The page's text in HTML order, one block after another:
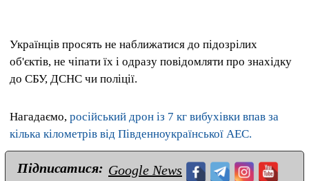
Українців просять не наближатися до підозрілих
об'єктів, не чіпати їх і одразу повідомляти про знахідку
до СБУ, ДСНС чи поліції.
Нагадаємо, російський дрон із 7 кг вибухівки впав за
кілька кілометрів від Південноукраїнської АЕС.
Підписатися: Google News